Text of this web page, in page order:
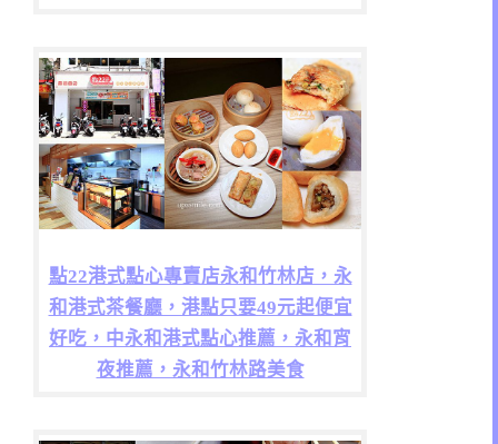
點22港式點心專賣店永和竹林店，永
和港式茶餐廳，港點只要49元起便宜
好吃，中永和港式點心推薦，永和宵
夜推薦，永和竹林路美食